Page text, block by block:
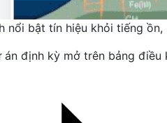
nổi bật tín hiệu khỏi tiếng
định kỳ mở trên bảng